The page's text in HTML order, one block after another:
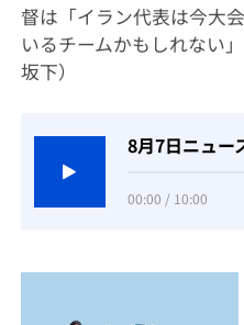
督は「イラン代表は今大
いるチームかもしれない
坂下）
8月7日ニュー
00:00 / 10:00